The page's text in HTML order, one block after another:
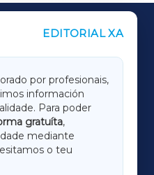
EDITORIAL XA
por profesionais,
información
Para poder
gratuíta,
mediante
o teu